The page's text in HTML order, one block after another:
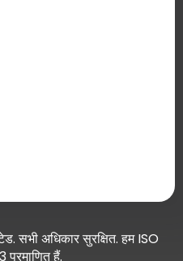
सभी अधिकार सुरक्षित. हम ISO
प्रमाणित हैं.